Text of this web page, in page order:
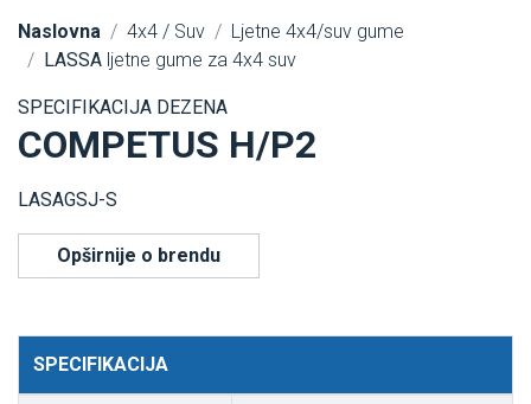
Naslovna 4x4 / Suv
Ljetne 4x4/suv gume
LASSA ljetne gume za 4x4 suv
SPECIFIKACIJA DEZENA
COMPETUS H/P2
LASAGSJ-S
Opširnije o brendu
SPECIFIKACIJA